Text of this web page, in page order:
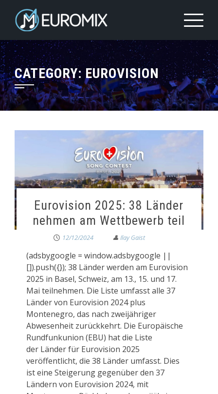
CATEGORY:EUROVISION
Eurovision 2025: 38 Länder
nehmen am Wettbewerb teil
12/12/2024
(adsbygoogle = window.adsbygoogle ||
[]).push({}); 38 Länder werden am Eurovision
2025 in Basel, Schweiz, am 13., 15. und 17.
Mai teilnehmen. Die Liste umfasst alle 37
Länder von Eurovision 2024 plus
Montenegro, das nach zweijähriger
Abwesenheit zurückkehrt. Die Europäische
Rundfunkunion (EBU) hat die Liste
der Länder für Eurovision 2025
veröffentlicht, die 38 Länder umfasst. Dies
ist eine Steigerung gegenüber den 37
Ländern von Eurovision 2024, mit